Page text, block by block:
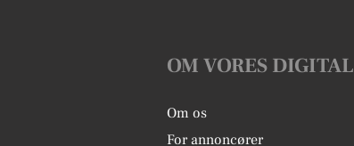
OM VORES DIGITAL
Om os
For annoncører